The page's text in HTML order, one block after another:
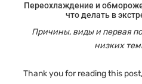
Переохлаждение и
что делать в
Причины, виды и первая
низких
Thank you for reading this